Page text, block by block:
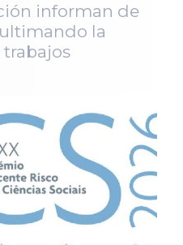
informan de
la
trabajos